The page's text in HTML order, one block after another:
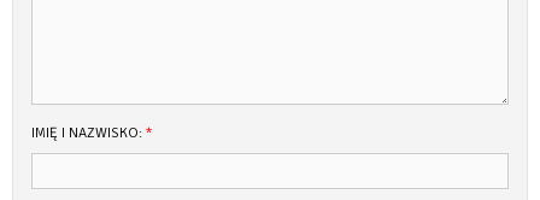
IMIĘ I NAZWISKO: *